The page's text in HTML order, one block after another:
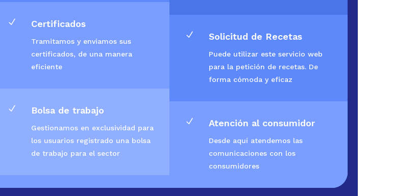
N Certificados
Tramitamos y enviamos sus
certificados, de una manera
eficiente
N Bolsa de trabajo
Gestionamos en exclusividad para
los usuarios registrado una bolsa
de trabajo para el sector
N Solicitud de Recetas
Puede utilizar este servicio web
para la petición de recetas. De
forma cómoda y eficaz
N Atención al consumidor
Desde aquí atendemos las
comunicaciones con los
consumidores